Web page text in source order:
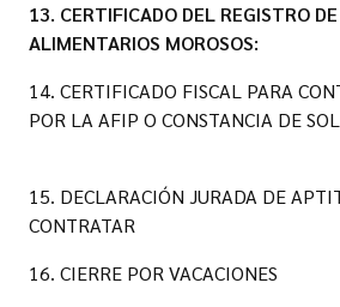
13. CERTIFICADO DEL REGISTRO DE
ALIMENTARIOS MOROSOS:
14. CERTIFICADO FISCAL PARA
POR LA AFIP O CONSTANCIA DE
15. DECLARACIÓN JURADA DE
CONTRATAR
16. CIERRE POR VACACIONES